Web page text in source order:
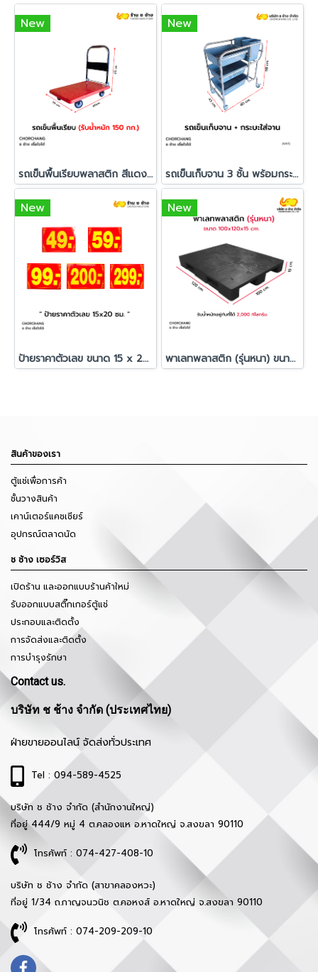
New
รถเข็นพื้นเรียบพลาสติก สีแดง ขนาด 56 X 80 X 85 cm.
New
รถเข็นเก็บจาน 3 ชั้น พร้อมกระบะใส่ภาชนะ
New
ป้ายราคาตัวเลข ขนาด 15 x 20 ซม.
New
พาเลทพลาสติก (รุ่นหนา) ขนาด 100x120x15 cm.
สินค้าของเรา
ตู้แช่เพื่อการค้า
ชั้นวางสินค้า
เคาน์เตอร์แคชเชียร์
อุปกรณ์ตลาดนัด
ช ช้าง เซอร์วิส
เปิดร้าน และออกแบบร้านค้าใหม่
รับออกแบบสติ๊กเกอร์ตู้แช่
ประกอบและติดตั้ง
การจัดส่งและติดตั้ง
การบำรุงรักษา
Contact us.
บริษัท ช ช้าง จำกัด (ประเทศไทย)
ฝ่ายขายออนไลน์ จัดส่งทั่วประเทศ
Tel : 094-589-4525
บริษัท ช ช้าง จำกัด (สำนักงานใหญ่)
ที่อยู่ 444/9 หมู่ 4 ต.คลองแห อ.หาดใหญ่ จ.สงขลา 90110
โทรศัพท์ : 074-427-408-10
บริษัท ช ช้าง จำกัด (สาขาคลองหวะ)
ที่อยู่ 1/34 ถ.กาญจนวนิช ต.คอหงส์ อ.หาดใหญ่ จ.สงขลา 90110
โทรศัพท์ : 074-209-209-10